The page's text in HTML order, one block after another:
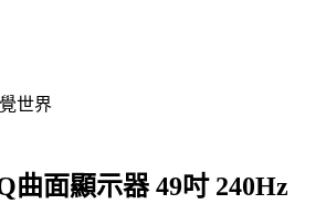
世界
曲面顯示器 49吋 240Hz